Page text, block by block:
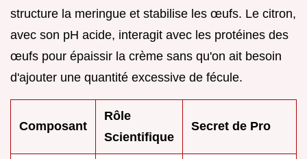
structure la meringue et stabilise les œufs. Le citron,
avec son pH acide, interagit avec les protéines des
œufs pour épaissir la crème sans qu'on ait besoin
d'ajouter une quantité excessive de fécule.
Composant
Rôle
Scientifique
Secret de Pro